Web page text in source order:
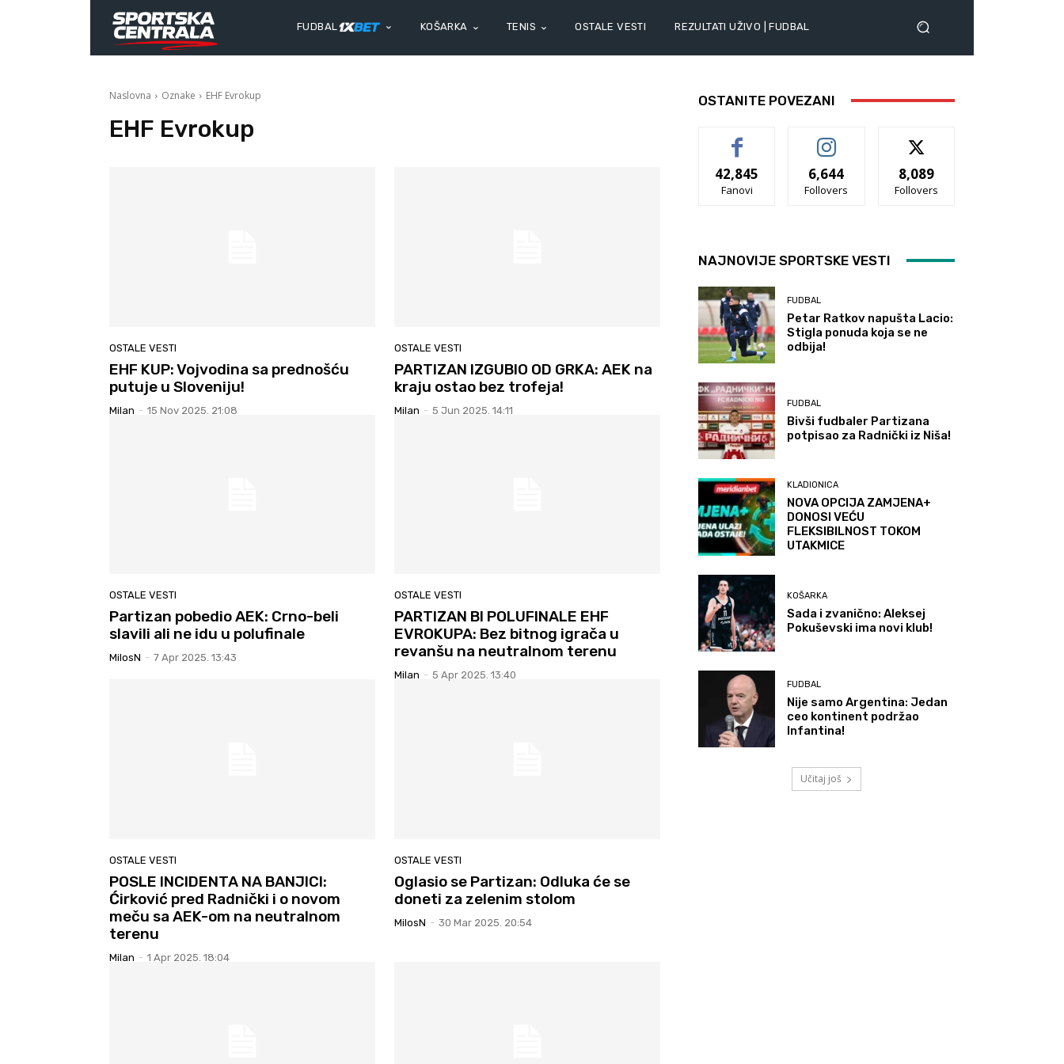
FUDBAL KOŠARKA TENIS OSTALE VESTI REZULTATI UŽIVO | FUDBAL
Naslovna Oznake EHF Evrokup
EHF Evrokup
OSTALE VESTI
EHF KUP: Vojvodina sa prednošću
putuje u Sloveniju!
Milan - 15 Nov 2025. 21:08
OSTALE VESTI
PARTIZAN IZGUBIO OD GRKA: AEK na
kraju ostao bez trofeja!
Milan - 5 Jun 2025. 14:11
OSTALE VESTI
Partizan pobedio AEK: Crno-beli
slavili ali ne idu u polufinale
MilosN - 7 Apr 2025. 13:43
OSTALE VESTI
PARTIZAN BI POLUFINALE EHF
EVROKUPA: Bez bitnog igrača u
revanšu na neutralnom terenu
Milan - 5 Apr 2025. 13:40
OSTALE VESTI
POSLE INCIDENTA NA BANJICI:
Ćirković pred Radnički i o novom
meču sa AEK-om na neutralnom
terenu
Milan - 1 Apr 2025. 18:04
OSTALE VESTI
Oglasio se Partizan: Odluka će se
doneti za zelenim stolom
MilosN - 30 Mar 2025. 20:54
OSTANITE POVEZANI
42,845
Fanovi
6,644
Follovers
8,089
Follovers
NAJNOVIJE SPORTSKE VESTI
FUDBAL
Petar Ratkov napušta Lacio:
Stigla ponuda koja se ne
odbija!
FUDBAL
Bivši fudbaler Partizana
potpisao za Radnički iz Niša!
KLADIONICA
NOVA OPCIJA ZAMJENA+
DONOSI VEĆU
FLEKSIBILNOST TOKOM
UTAKMICE
KOŠARKA
Sada i zvanično: Aleksej
Pokuševski ima novi klub!
FUDBAL
Nije samo Argentina: Jedan
ceo kontinent podržao
Infantina!
Učitaj još